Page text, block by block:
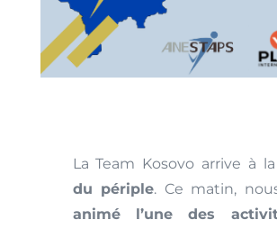
La Team Kosovo arrive à la
du périple. Ce matin,
animé l’une des